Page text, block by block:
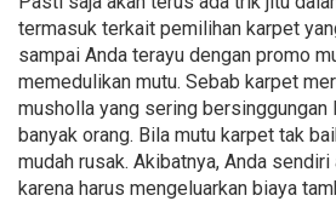
termasuk terkait pemilihan karpet
sampai Anda terayu dengan promo
memedulikan mutu. Sebab karpet
musholla yang sering bersinggungan
banyak orang. Bila mutu karpet tak
mudah rusak. Akibatnya, Anda sendiri
karena harus mengeluarkan biaya